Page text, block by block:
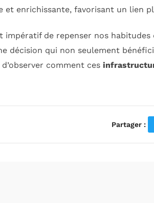
et enrichissante, favorisant un lien
impératif de repenser nos
décision qui non seulement
comment ces
Partager :